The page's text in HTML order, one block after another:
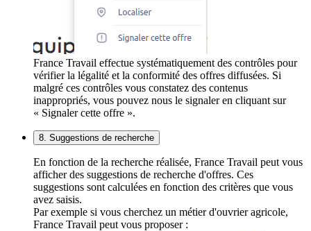
France Travail effectue systématiquement des contrôles pour
vérifier la légalité et la conformité des offres diffusées. Si
malgré ces contrôles vous constatez des contenus
inappropriés, vous pouvez nous le signaler en cliquant sur
« Signaler cette offre ».
8. Suggestions de recherche
En fonction de la recherche réalisée, France Travail peut vous
afficher des suggestions de recherche d'offres. Ces
suggestions sont calculées en fonction des critères que vous
avez saisis.
Par exemple si vous cherchez un métier d'ouvrier agricole,
France Travail peut vous proposer :